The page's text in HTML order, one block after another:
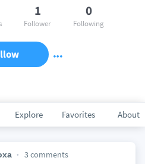
Explore Favorites About
1
Follower
0
Following
3 comments